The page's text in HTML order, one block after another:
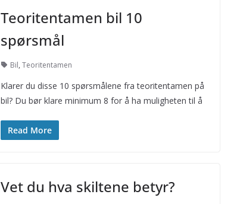
Teoritentamen bil 10
spørsmål
Bil, Teoritentamen
Klarer du disse 10 spørsmålene fra teoritentamen på
bil? Du bør klare minimum 8 for å ha muligheten til å
Read More
Vet du hva skiltene betyr?